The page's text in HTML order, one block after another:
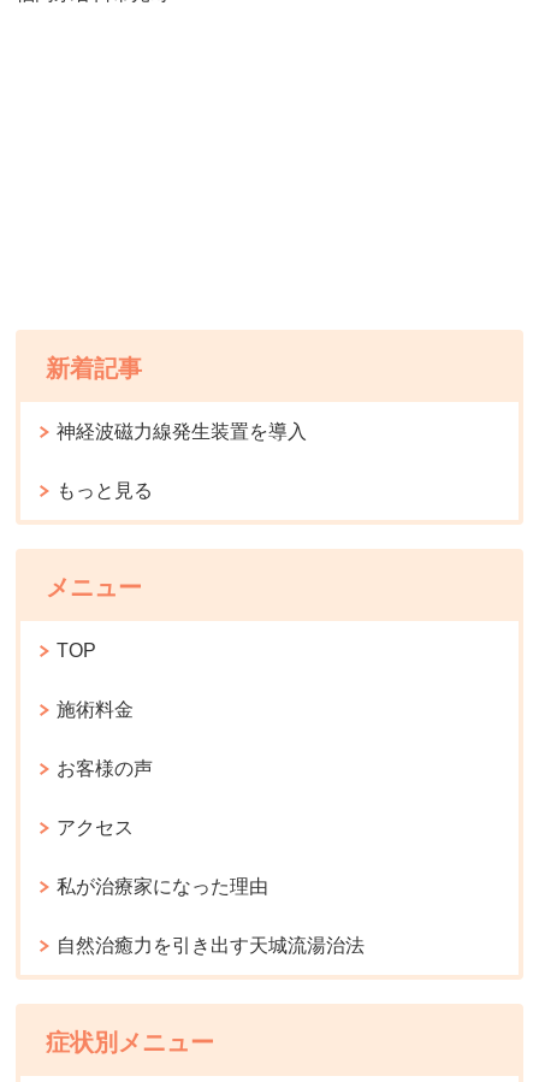
新着記事
神経波磁力線発生装置を導入
もっと見る
メニュー
TOP
施術料金
お客様の声
アクセス
私が治療家になった理由
自然治癒力を引き出す天城流湯治法
症状別メニュー